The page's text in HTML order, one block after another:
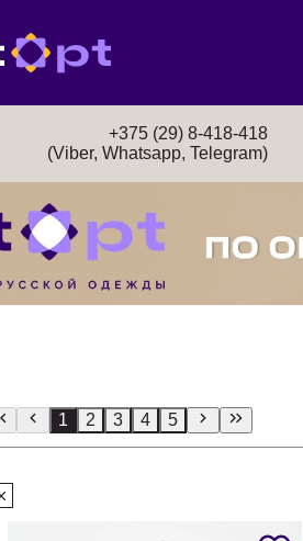
+375 (29) 8-418-418
(Viber, Whatsapp, Telegram)
1 2 3 4 5